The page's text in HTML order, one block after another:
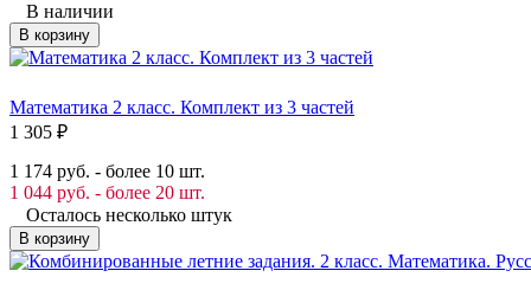
В наличии
В корзину
Математика 2 класс. Комплект из 3 частей
1 305 ₽
1 174 руб. - более 10 шт.
1 044 руб. - более 20 шт.
Осталось несколько штук
В корзину